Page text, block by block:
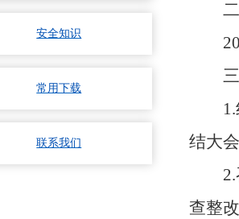
安全知识
常用下载
联系我们
结大
查整